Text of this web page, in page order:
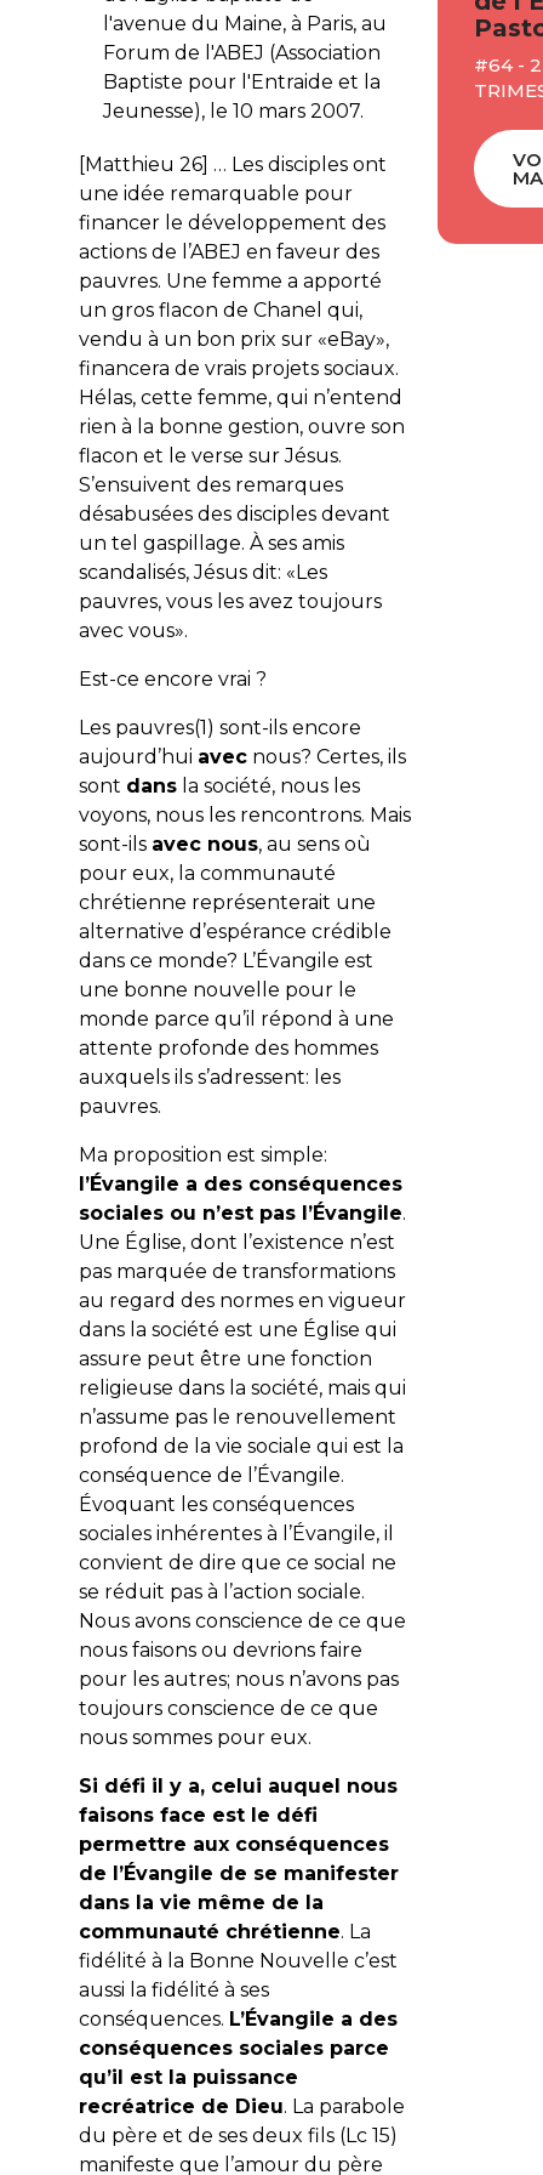
l'avenue du Maine, à Paris, au
Forum de l'ABEJ (Association
Baptiste pour l'Entraide et la
Jeunesse), le 10 mars 2007.
[Matthieu 26] … Les disciples ont
une idée remarquable pour
financer le développement des
actions de l’ABEJ en faveur des
pauvres. Une femme a apporté
un gros flacon de Chanel qui,
vendu à un bon prix sur «eBay»,
financera de vrais projets sociaux.
Hélas, cette femme, qui n’entend
rien à la bonne gestion, ouvre son
flacon et le verse sur Jésus.
S’ensuivent des remarques
désabusées des disciples devant
un tel gaspillage. À ses amis
scandalisés, Jésus dit: «Les
pauvres, vous les avez toujours
avec vous».
Est-ce encore vrai ?
Les pauvres(1) sont-ils encore
aujourd’hui avecnous? Certes, ils
sont dansla société, nous les
voyons, nous les rencontrons. Mais
sont-ils avec nous, au sens où
pour eux, la communauté
chrétienne représenterait une
alternative d’espérance crédible
dans ce monde? L’Évangile est
une bonne nouvelle pour le
monde parce qu’il répond à une
attente profonde des hommes
auxquels ils s’adressent: les
pauvres.
Ma proposition est simple:
l’Évangile a des conséquences
sociales ou n’est pas l’Évangile.
Une Église, dont l’existence n’est
pas marquée de transformations
au regard des normes en vigueur
dans la société est une Église qui
assure peut être une fonction
religieuse dans la société, mais qui
n’assume pas le renouvellement
profond de la vie sociale qui est la
conséquence de l’Évangile.
Évoquant les conséquences
sociales inhérentes à l’Évangile, il
convient de dire que ce social ne
se réduit pas à l’action sociale.
Nous avons conscience de ce que
nous faisons ou devrions faire
pour les autres; nous n’avons pas
toujours conscience de ce que
nous sommes pour eux.
Si défi il y a, celui auquel nous
faisons face est le défi
permettre aux conséquences
de l’Évangile de se manifester
dans la vie même de la
communauté chrétienne. La
fidélité à la Bonne Nouvelle c’est
aussi la fidélité à ses
conséquences. L’Évangile a des
conséquences sociales parce
qu’il est la puissance
recréatrice de Dieu. La parabole
du père et de ses deux fils (Lc 15)
manifeste que l’amour du père
#64 -